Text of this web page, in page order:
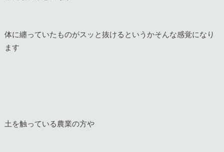
体に纏っていたものがスッと抜けるというかそんな感覚になり
ます
土を触っている農業の方や